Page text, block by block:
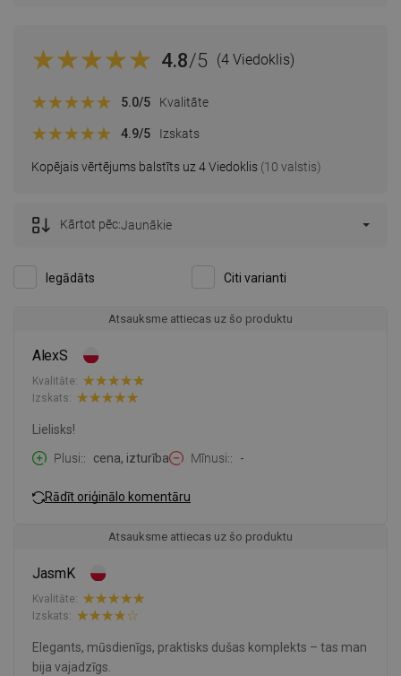
4.8/5 (4 Viedoklis)
Kopējais vērtējums balstīts uz 4 Viedoklis (10 valstis)
5.0/5 Kvalitāte
4.9/5 Izskats
Iegādāts Citi varianti
Kārtot pēc:Jaunākie
Atsauksme attiecas uz šo produktu
AlexS
Kvalitāte:
Izskats:
Lielisks!
Plusi:
cena, izturība Mīnusi: -
Rādīt oriģinālo komentāru
Atsauksme attiecas uz šo produktu
JasmK
Kvalitāte:
Izskats:
Elegants, mūsdienīgs, praktisks dušas komplekts – tas man
bija vajadzīgs.